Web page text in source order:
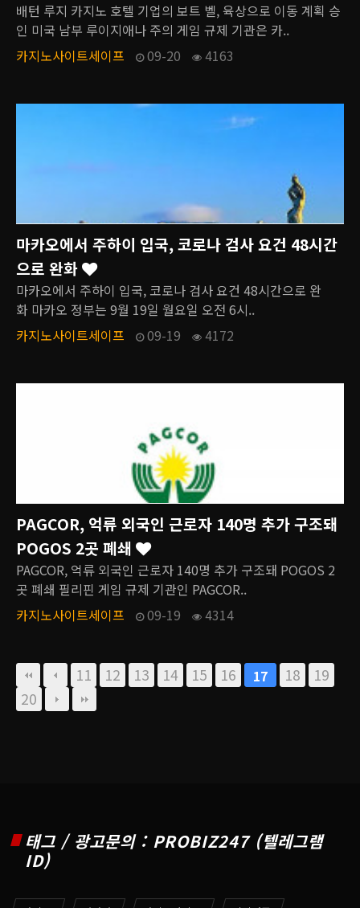
배턴 루지 카지노 호텔 기업의 보트 벨, 육상으로 이동 계획 승
인 미국 남부 루이지애나 주의 게임 규제 기관은 카..
카지노사이트세이프
09-20 4163
마카오에서 주하이 입국, 코로나 검사 요건 48시간
으로 완화
마카오에서 주하이 입국, 코로나 검사 요건 48시간으로 완
화 마카오 정부는 9월 19일 월요일 오전 6시..
카지노사이트세이프
09-19 4172
PAGCOR, 억류 외국인 근로자 140명 추가 구조돼
POGOS 2곳 폐쇄
PAGCOR, 억류 외국인 근로자 140명 추가 구조돼 POGOS 2
곳 폐쇄 필리핀 게임 규제 기관인 PAGCOR..
카지노사이트세이프
09-19 4314
11 12 13 14 15 16 17 18
19
20
태그 / 광고문의 : PROBIZ247 (텔레그램
ID)